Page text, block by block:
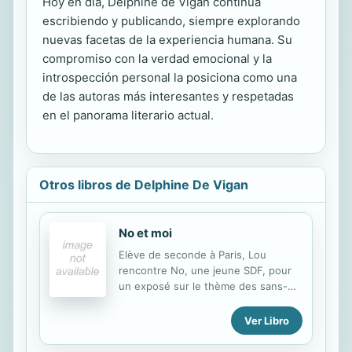
escribiendo y publicando, siempre explorando
nuevas facetas de la experiencia humana. Su
compromiso con la verdad emocional y la
introspección personal la posiciona como una
de las autoras más interesantes y respetadas
en el panorama literario actual.
Otros libros de Delphine De Vigan
No et moi
Elève de seconde à Paris, Lou
rencontre No, une jeune SDF, pour
un exposé sur le thème des sans-
deviennent amies et Lou décide de
venir en aide à No. Récit d'une
rencontre et de la naissance d'une
Ver Libro